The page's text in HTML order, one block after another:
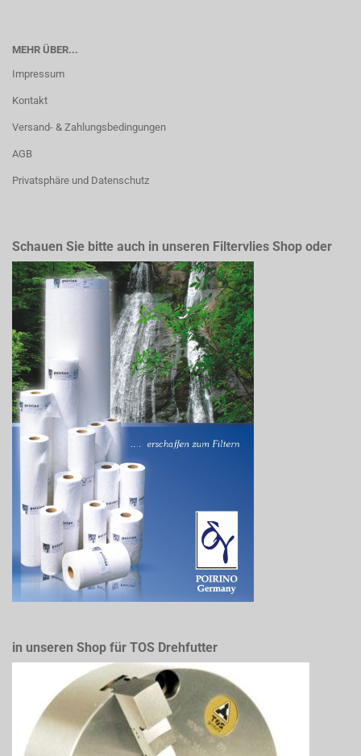
MEHR ÜBER...
Impressum
Kontakt
Versand- & Zahlungsbedingungen
AGB
Privatsphäre und Datenschutz
Schauen Sie bitte auch in unseren Filtervlies Shop oder
in unseren Shop für TOS Drehfutter